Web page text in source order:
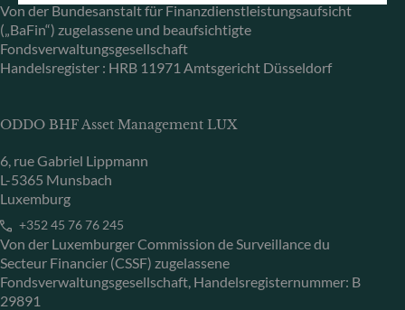
Von der Bundesanstalt für Finanzdienstleistungsaufsicht
(„BaFin“) zugelassene und beaufsichtigte
Fondsverwaltungsgesellschaft
Handelsregister : HRB 11971 Amtsgericht Düsseldorf
ODDO BHF Asset Management LUX
6, rue Gabriel Lippmann
L-5365 Munsbach
Luxemburg
+352 45 76 76 245
Von der Luxemburger Commission de Surveillance du
Secteur Financier (CSSF) zugelassene
Fondsverwaltungsgesellschaft, Handelsregisternummer: B
29891